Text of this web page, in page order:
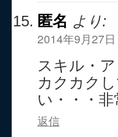
匿名 より:
2014年9月27
スキル・
カクカク
い・・・
返信